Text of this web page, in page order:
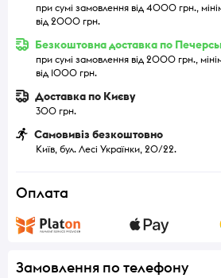
при сумі замовлення від 4000 грн.,
від 2000 грн.
Безкоштовна доставка по
при сумі замовлення від 2000 грн.,
від 1000 грн.
Доставка по Києву
300 грн.
Самовивіз безкоштовно
Київ, бул. Лесі Українки, 20/22.
Оплата
Замовлення по телефону